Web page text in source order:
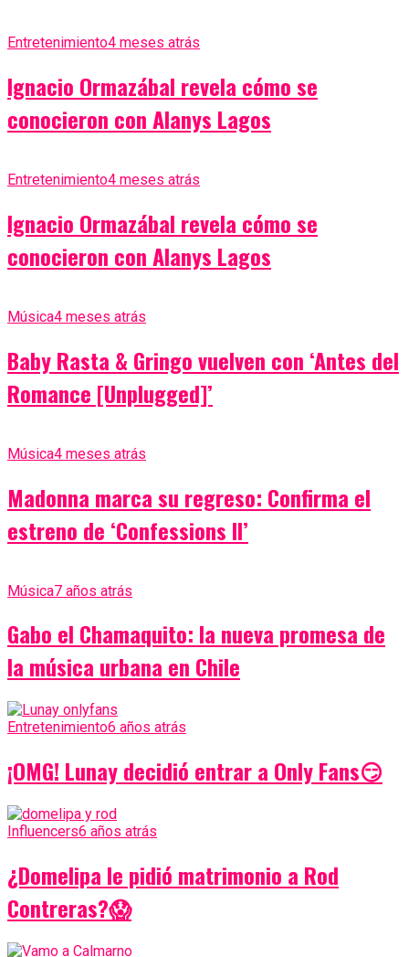
Entretenimiento4 meses atrás
Ignacio Ormazábal revela cómo se
conocieron con Alanys Lagos
Entretenimiento4 meses atrás
Ignacio Ormazábal revela cómo se
conocieron con Alanys Lagos
Música4 meses atrás
Baby Rasta & Gringo vuelven con ‘Antes del
Romance [Unplugged]’
Música4 meses atrás
Madonna marca su regreso: Confirma el
estreno de ‘Confessions II’
Música7 años atrás
Gabo el Chamaquito: la nueva promesa de
la música urbana en Chile
Entretenimiento6 años atrás
¡OMG! Lunay decidió entrar a Only Fans😏
Influencers6 años atrás
¿Domelipa le pidió matrimonio a Rod
Contreras?😱